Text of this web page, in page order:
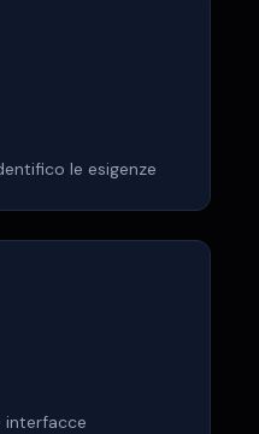
le esigenze
interfacce